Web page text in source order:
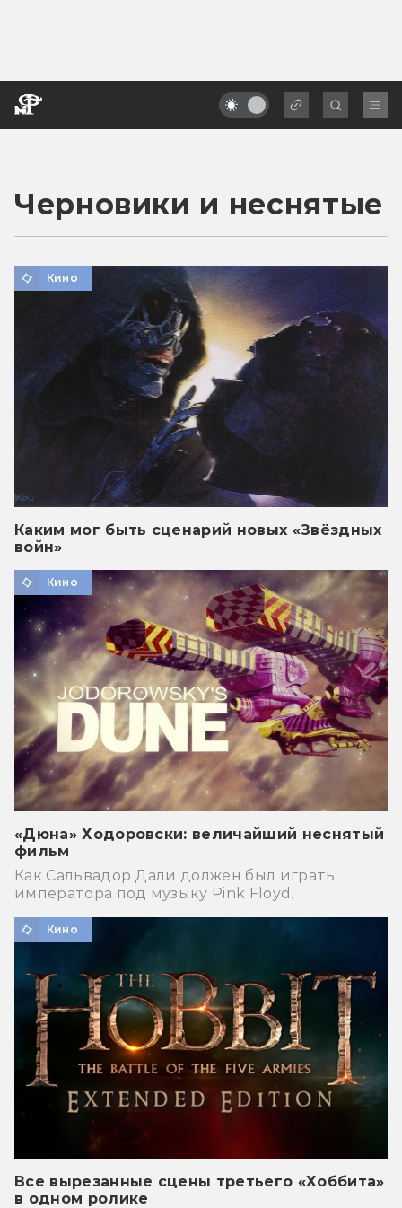
Черновики и неснятые
Кино
Каким мог быть сценарий новых «Звёздных
войн»
Кино
«Дюна» Ходоровски: величайший неснятый
фильм
Как Сальвадор Дали должен был играть
императора под музыку Pink Floyd.
Кино
Все вырезанные сцены третьего «Хоббита»
в одном ролике